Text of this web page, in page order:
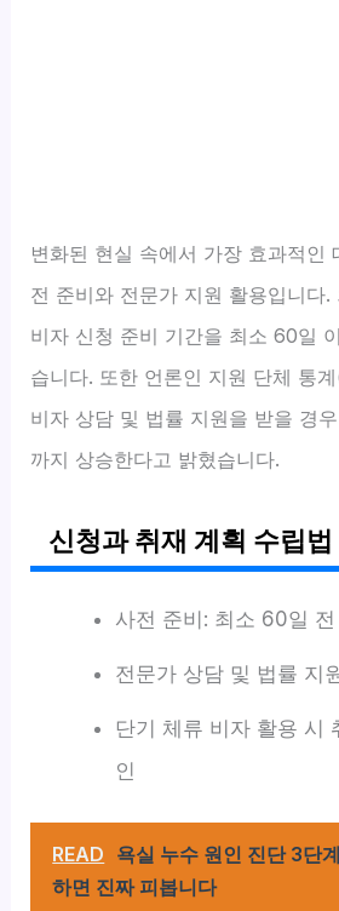
변화된 현실 속에서 가장 효과적인
전 준비와 전문가 지원 활용입니다
비자 신청 준비 기간을 최소 60일
습니다. 또한 언론인 지원 단체 통
비자 상담 및 법률 지원을 받을 경
까지 상승한다고 밝혔습니다.
신청과 취재 계획 수립법
사전 준비: 최소 60일 전
전문가 상담 및 법률 지
단기 체류 비자 활용 시
인
READ 욕실 누수 원인 진단 3단
하면 진짜 피봅니다